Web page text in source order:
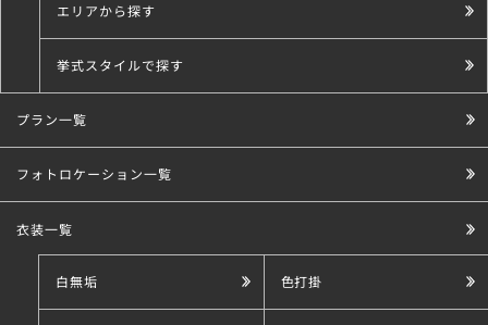
エリアから探す
挙式スタイルで探す
こだわり条件で探す
プラン一覧
フォトロケーション一覧
衣装一覧
白無垢 色打掛